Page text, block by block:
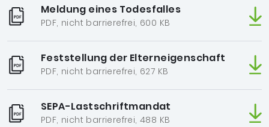
Meldung eines Todesfalles
PDF, nicht barrierefrei, 600 KB
Feststellung der Elterneigenschaft
PDF, nicht barrierefrei, 627 KB
SEPA-Lastschriftmandat
PDF, nicht barrierefrei, 488 KB